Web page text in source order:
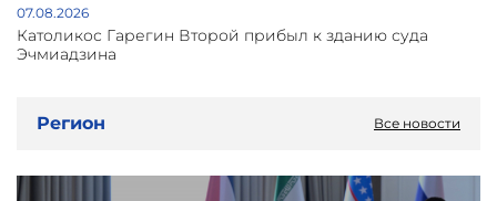
07.08.2026
Католикос Гарегин Второй прибыл к зданию суда
Эчмиадзина
Регион Все новости